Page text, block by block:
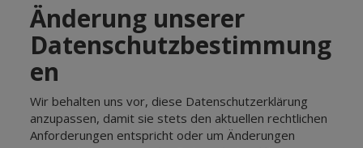
Änderung unserer
Datenschutzbestimmung
en
Wir behalten uns vor, diese Datenschutzerklärung
anzupassen, damit sie stets den aktuellen rechtlichen
Anforderungen entspricht oder um Änderungen